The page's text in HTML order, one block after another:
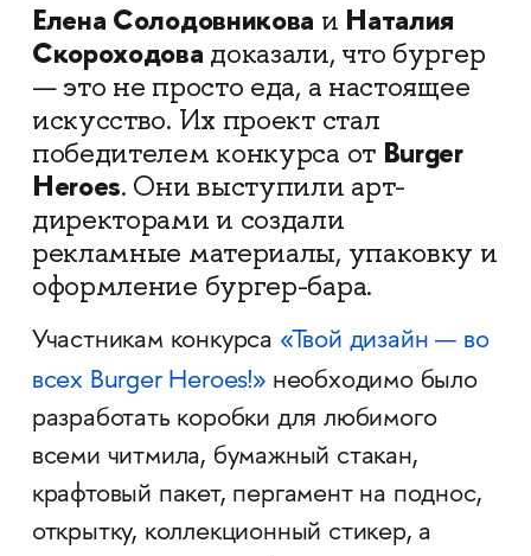
Елена Солодовникова и Наталия
Скороходова доказали, что бургер
— это не просто еда, а настоящее
искусство. Их проект стал
победителем конкурса от Burger
Heroes. Они выступили арт-
директорами и создали
рекламные материалы, упаковку и
оформление бургер-бара.
Участникам конкурса «Твой дизайн — во
всех Burger Heroes!» необходимо было
разработать коробки для любимого
всеми читмила, бумажный стакан,
крафтовый пакет, пергамент на поднос,
открытку, коллекционный стикер, а